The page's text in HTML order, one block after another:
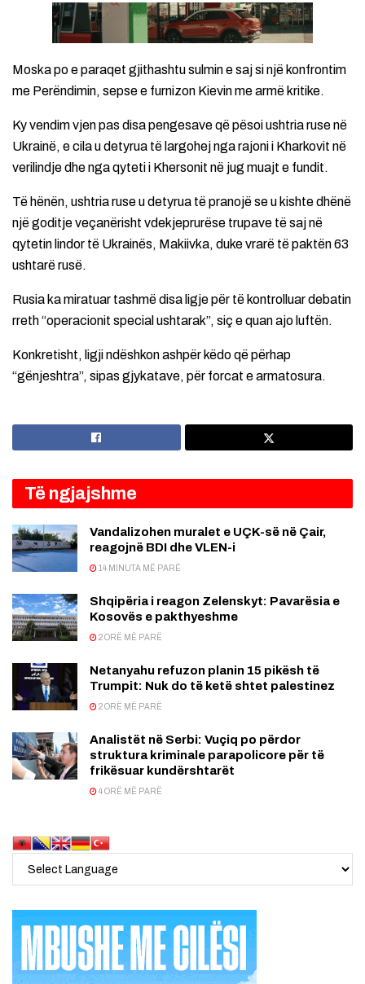
Moska po e paraqet gjithashtu sulmin e saj si një konfrontim
me Perëndimin, sepse e furnizon Kievin me armë kritike.
Ky vendim vjen pas disa pengesave që pësoi ushtria ruse në
Ukrainë, e cila u detyrua të largohej nga rajoni i Kharkovit në
verilindje dhe nga qyteti i Khersonit në jug muajt e fundit.
Të hënën, ushtria ruse u detyrua të pranojë se u kishte dhënë
një goditje veçanërisht vdekjeprurëse trupave të saj në
qytetin lindor të Ukrainës, Makiivka, duke vrarë të paktën 63
ushtarë rusë.
Rusia ka miratuar tashmë disa ligje për të kontrolluar debatin
rreth “operacionit special ushtarak”, siç e quan ajo luftën.
Konkretisht, ligji ndëshkon ashpër këdo që përhap
“gënjeshtra”, sipas gjykatave, për forcat e armatosura.
Të ngjajshme
Vandalizohen muralet e UÇK-së në Çair,
reagojnë BDI dhe VLEN-i
14 MINUTA MË PARË
Shqipëria i reagon Zelenskyt: Pavarësia e
Kosovës e pakthyeshme
2 ORË MË PARË
Netanyahu refuzon planin 15 pikësh të
Trumpit: Nuk do të ketë shtet palestinez
2 ORË MË PARË
Analistët në Serbi: Vuçiq po përdor
struktura kriminale parapolicore për të
frikësuar kundërshtarët
4 ORË MË PARË